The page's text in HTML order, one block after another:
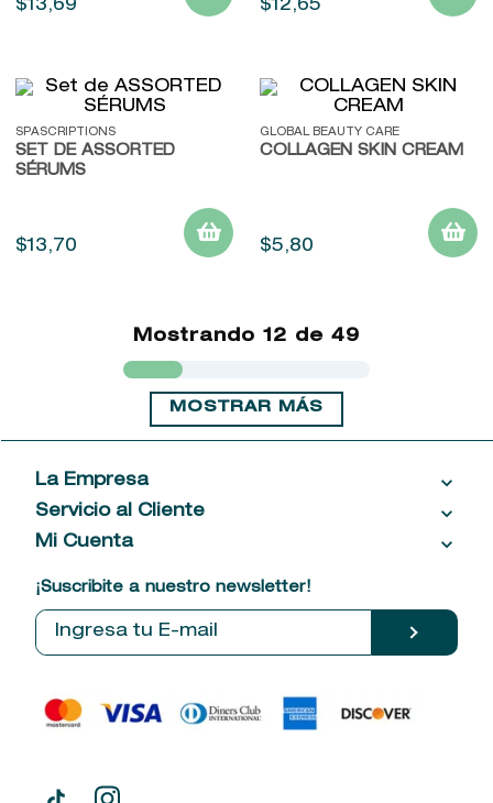
$13,69 $12,65
SPASCRIPTIONS
SET DE ASSORTED
SÉRUMS
$13, 70
GLOBAL BEAUTY CARE
COLLAGEN SKIN CREAM
$5,80
Mostrando 12 de 49
MOSTRAR MÁS
La Empresa
Acerca de las Fragancias
Ventas al por mayor
Política de entrega
Tiendas
Servicio al Cliente
Contáctanos
Comprobantes electrónicos
Mi Cuenta
¡Suscribite a nuestro newsletter!